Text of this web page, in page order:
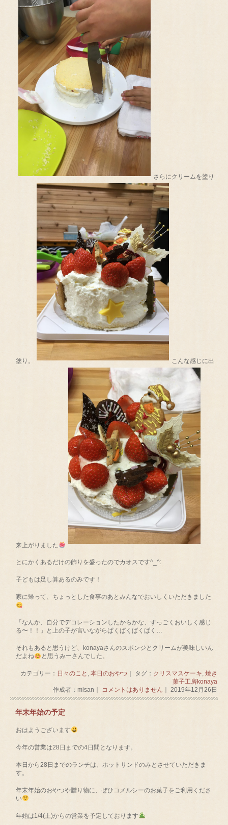
さらにクリームを塗り
塗り。 こんな感じに出
来上がりました
とにかくあるだけの飾りを盛ったのでカオスです^_^:
子どもは足し算あるのみです！
家に帰って、ちょっとした食事のあとみんなでおいしくいただきました
「なんか、自分でデコレーションしたからかな、すっごくおいしく感じ
る〜！！」と上の子が言いながらぱくぱくぱくぱく…
それもあると思うけど、konayaさんのスポンジとクリームが美味しいん
だよね
と思うみーさんでした。
カテゴリー： 日々のこと , 本日のおやつ ｜ タグ： クリスマスケーキ, 焼き
菓子工房konaya
作成者：misan｜ コメントはありません ｜ 2019年12月26日
年末年始の予定
おはようございます
今年の営業は28日までの4日間となります。
本日から28日までのランチは、ホットサンドのみとさせていただきま
す。
年末年始のおやつや贈り物に、ぜひコメルシーのお菓子をご利用くださ
い
年始は1/4(土)からの営業を予定しております